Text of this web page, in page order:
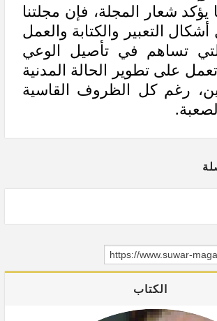
يؤكد شعار المجلة، فإن مجلتنا
التعبير والكتابة والعمل
تساهم في تأصيل الوعي
على تطوير الحالة المدنية
رغم كل الظروف القاسية
الكتاب